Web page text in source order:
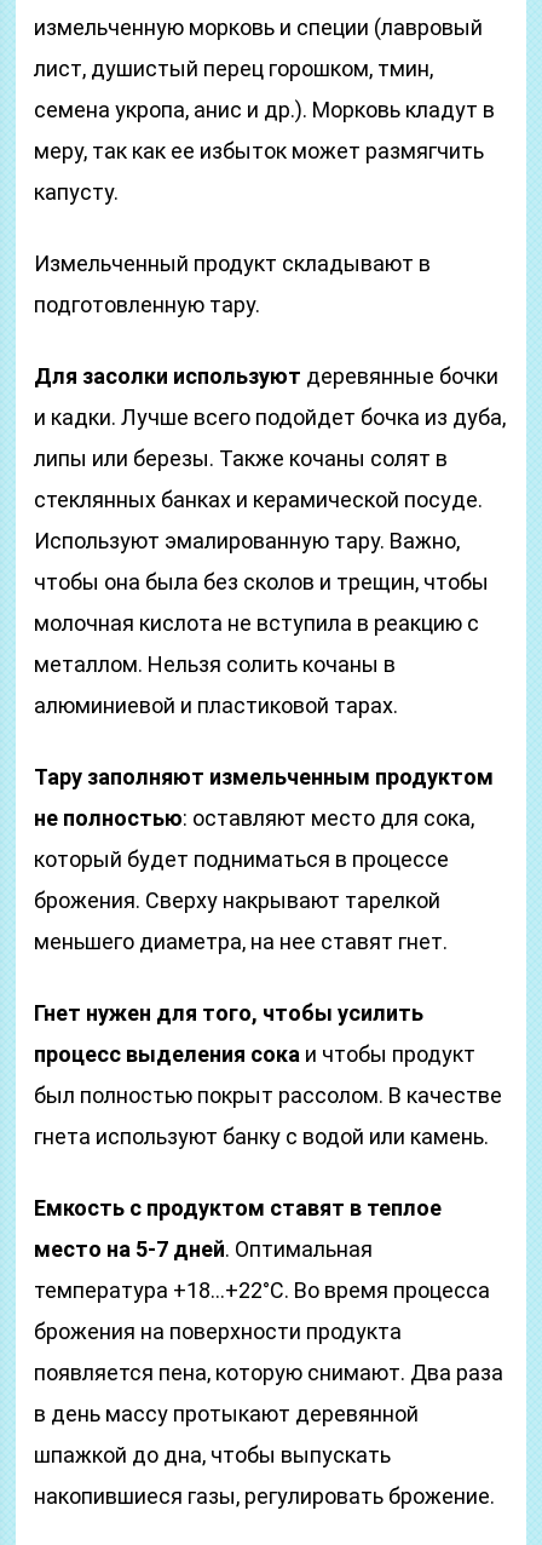
измельченную морковь и специи (лавровый
лист, душистый перец горошком, тмин,
семена укропа, анис и др.). Морковь кладут в
меру, так как ее избыток может размягчить
капусту.
Измельченный продукт складывают в
подготовленную тару.
Для засолки используют деревянные бочки
и кадки. Лучше всего подойдет бочка из дуба,
липы или березы. Также кочаны солят в
стеклянных банках и керамической посуде.
Используют эмалированную тару. Важно,
чтобы она была без сколов и трещин, чтобы
молочная кислота не вступила в реакцию с
металлом. Нельзя солить кочаны в
алюминиевой и пластиковой тарах.
Тару заполняют измельченным продуктом
не полностью: оставляют место для сока,
который будет подниматься в процессе
брожения. Сверху накрывают тарелкой
меньшего диаметра, на нее ставят гнет.
Гнет нужен для того, чтобы усилить
процесс выделения сока и чтобы продукт
был полностью покрыт рассолом. В качестве
гнета используют банку с водой или камень.
Емкость с продуктом ставят в теплое
место на 5-7 дней. Оптимальная
температура +18…+22°С. Во время процесса
брожения на поверхности продукта
появляется пена, которую снимают. Два раза
в день массу протыкают деревянной
шпажкой до дна, чтобы выпускать
накопившиеся газы, регулировать брожение.